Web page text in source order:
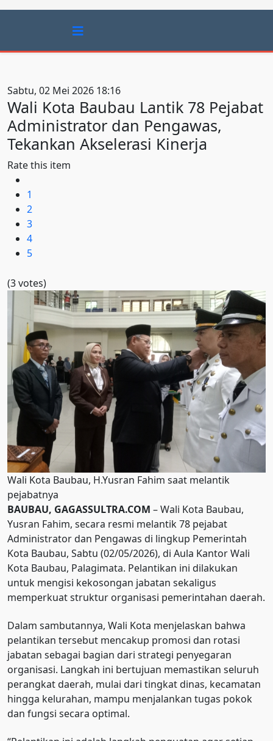
Sabtu, 02 Mei 2026 18:16
Wali Kota Baubau Lantik 78 Pejabat
Administrator dan Pengawas,
Tekankan Akselerasi Kinerja
Rate this item
1
2
3
4
5
(3 votes)
Wali Kota Baubau, H.Yusran Fahim saat melantik
pejabatnya
BAUBAU, GAGASSULTRA.COM – Wali Kota Baubau,
Yusran Fahim, secara resmi melantik 78 pejabat
Administrator dan Pengawas di lingkup Pemerintah
Kota Baubau, Sabtu (02/05/2026), di Aula Kantor Wali
Kota Baubau, Palagimata. Pelantikan ini dilakukan
untuk mengisi kekosongan jabatan sekaligus
memperkuat struktur organisasi pemerintahan daerah.
Dalam sambutannya, Wali Kota menjelaskan bahwa
pelantikan tersebut mencakup promosi dan rotasi
jabatan sebagai bagian dari strategi penyegaran
organisasi. Langkah ini bertujuan memastikan seluruh
perangkat daerah, mulai dari tingkat dinas, kecamatan
hingga kelurahan, mampu menjalankan tugas pokok
dan fungsi secara optimal.